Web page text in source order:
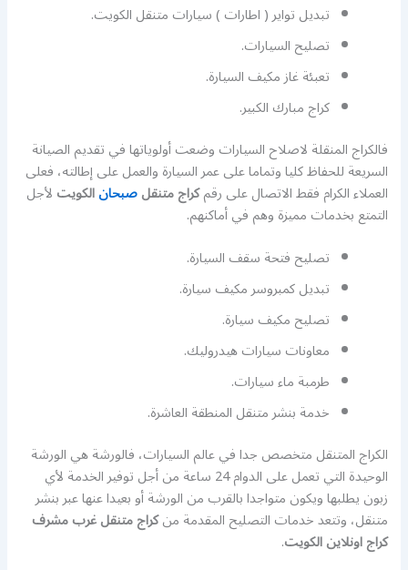
تبديل تواير ( اطارات ) سيارات متنقل الكويت.
تصليح السيارات.
تعبئة غاز مكيف السيارة.
كراج مبارك الكبير.
فالكراج المنقلة لاصلاح السيارات وضعت أولوياتها في تقديم الصيانة
السريعة للحفاظ كليا وتماما على عمر السيارة والعمل على إطالته، فعلى
العملاء الكرام فقط الاتصال على رقمكراج متنقلصبحانالكويتلأجل
التمتع بخدمات مميزة وهم في أماكنهم.
تصليح فتحة سقف السيارة.
تبديل كمبروسر مكيف سيارة.
تصليح مكيف سيارة.
معاونات سيارات هيدروليك.
طرمبة ماء سيارات.
خدمة بنشر متنقل المنطقة العاشرة.
الكراج المتنقل متخصص جدا في عالم السيارات، فالورشة هي الورشة
الوحيدة التي تعمل على الدوام 24 ساعة من أجل توفير الخدمة لأي
زبون يطلبها ويكون متواجدا بالقرب من الورشة أو بعيدا عنها عبر بنشر
متنقل، وتتعد خدمات التصليح المقدمة منكراج متنقل غرب مشرف
كراج اونلاين الكويت.